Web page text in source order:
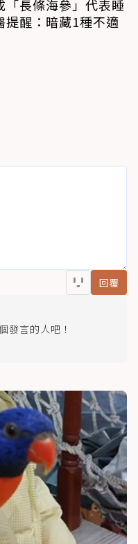
「長條海參」代表睡
提醒：暗藏1種不適
回覆
發言的人吧！